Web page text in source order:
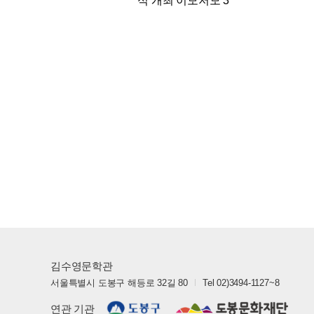
김수영문학관
서울특별시 도봉구 해등로 32길 80 Tel 02)3494-1127~8
연관 기관